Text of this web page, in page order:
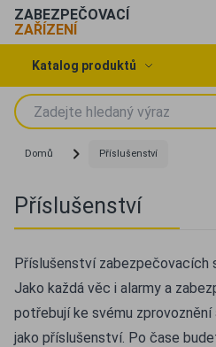
ZABEZPEČOVACÍ
ZAŘÍZENÍ
Katalog produktů
Domů Příslušenství
Příslušenství
Příslušenství zabezpečovacích
Jako každá věc i alarmy a
potřebují ke svému
jako příslušenství. Po čase